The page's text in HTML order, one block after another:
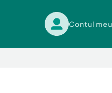
Contul meu